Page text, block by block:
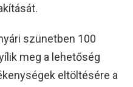
szünetben 100
meg a lehetőség
eltöltésére a